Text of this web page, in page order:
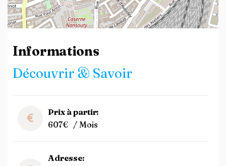
Leaflet| ©OpenStreetMapcontributors
Informations
Découvrir & Savoir
Prix à partir:
607€ / Mois
Adresse: